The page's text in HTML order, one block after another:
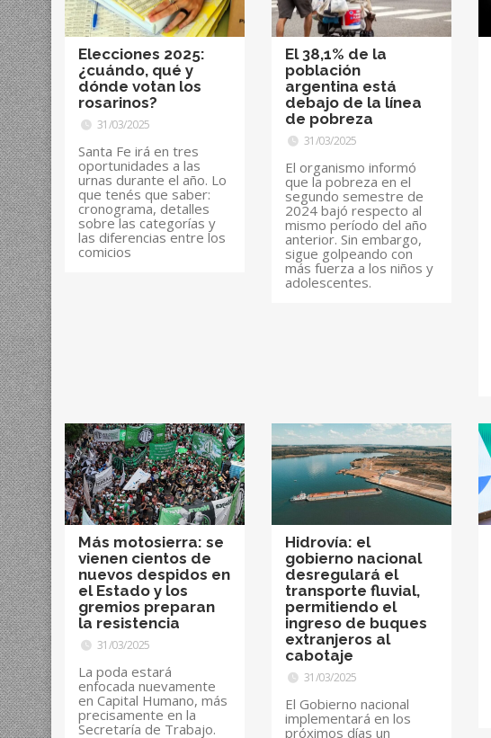
Elecciones 2025:
¿cuándo, qué y
dónde votan los
rosarinos?
31/03/2025
Santa Fe irá en tres
oportunidades a las
urnas durante el año. Lo
que tenés que saber:
cronograma, detalles
sobre las categorías y
las diferencias entre los
comicios
El 38,1% de la
población
argentina está
debajo de la línea
de pobreza
31/03/2025
El organismo informó
que la pobreza en el
segundo semestre de
2024 bajó respecto al
mismo período del año
anterior. Sin embargo,
sigue golpeando con
más fuerza a los niños y
adolescentes.
Más motosierra: se
vienen cientos de
nuevos despidos en
el Estado y los
gremios preparan
la resistencia
31/03/2025
La poda estará
enfocada nuevamente
en Capital Humano, más
precisamente en la
Secretaría de Trabajo.
Hidrovía: el
gobierno nacional
desregulará el
transporte fluvial,
permitiendo el
ingreso de buques
extranjeros al
cabotaje
31/03/2025
El Gobierno nacional
implementará en los
próximos días un